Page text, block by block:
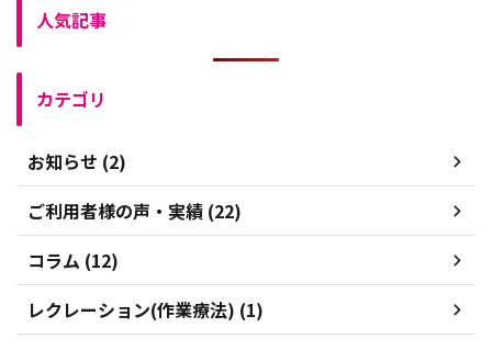
人気記事
カテゴリ
お知らせ (2)
ご利用者様の声・実績 (22)
コラム (12)
レクレーション(作業療法) (1)